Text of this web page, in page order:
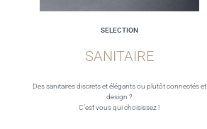
SELECTION
SANITAIRE
Des sanitaires discrets et élégants ou plutôt connectés et
design ?
C’est vous qui choisissez !